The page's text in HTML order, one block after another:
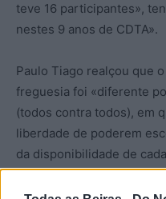
teve 16 participantes»,
nestes 9 anos de CDTA».
Paulo Tiago realçou que
freguesia foi «diferente
(todos contra todos), em
liberdade de poderem
da disponibilidade de
este formado «terá a sua
acrescenta o dirigente.